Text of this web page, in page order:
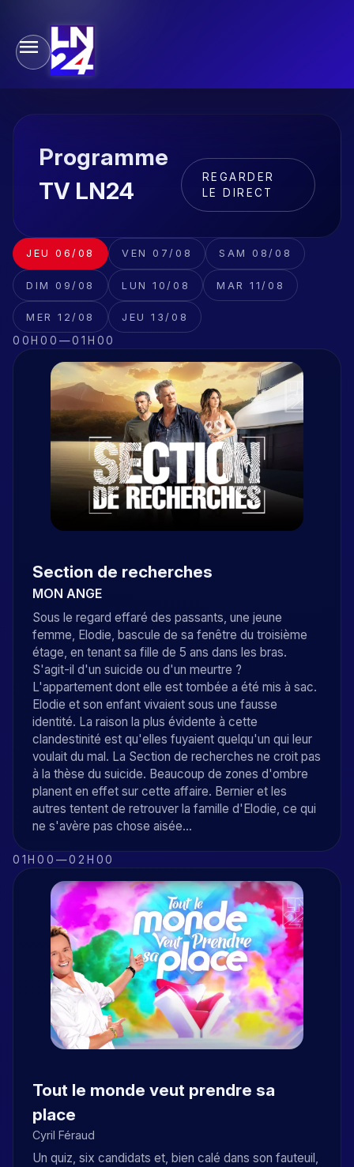
Programme
TV LN24
REGARDER
LE DIRECT
JEU 06/08 VEN 07/08 SAM 08/08
DIM 09/08 LUN 10/08 MAR 11/08
MER 12/08 JEU 13/08
00H00 —01H00
Section de recherches
MON ANGE
Sous le regard effaré des passants, une jeune
femme, Elodie, bascule de sa fenêtre du troisième
étage, en tenant sa fille de 5 ans dans les bras.
S'agit-il d'un suicide ou d'un meurtre ?
L'appartement dont elle est tombée a été mis à sac.
Elodie et son enfant vivaient sous une fausse
identité. La raison la plus évidente à cette
clandestinité est qu'elles fuyaient quelqu'un qui leur
voulait du mal. La Section de recherches ne croit pas
à la thèse du suicide. Beaucoup de zones d'ombre
planent en effet sur cette affaire. Bernier et les
autres tentent de retrouver la famille d'Elodie, ce qui
ne s'avère pas chose aisée...
01H00 —02H00
Tout le monde veut prendre sa
place
Cyril Féraud
Un quiz, six candidats et, bien calé dans son fauteuil,